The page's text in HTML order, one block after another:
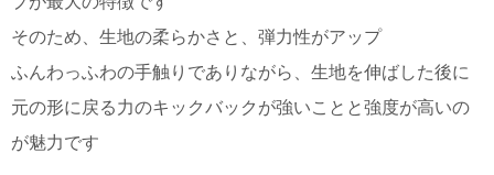
上 無
料
ト投
函 330
円
5,500
そのため、生地の柔らかさと、弾力性がアップ
ふんわっふわの手触りでありながら、生地を伸ばした後に
元の形に戻る力のキックバックが強いことと強度が高いの
が魅力です